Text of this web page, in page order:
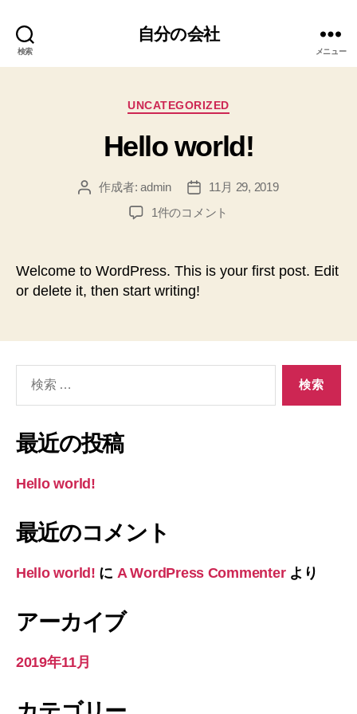
検索
自分の会社
メニュー
カ
ゴ
リ
UNCATEGORIZED
Hello world!
投
作成者:admin
投
稿
11月 29, 2019
Hello
1件のコメント
Welcome to WordPress. This is your first post. Edit
or delete it, then start writing!
象:
最近の投稿
Hello world!
最近のコメント
Hello world! に A WordPress Commenterより
アーカイブ
2019年11月